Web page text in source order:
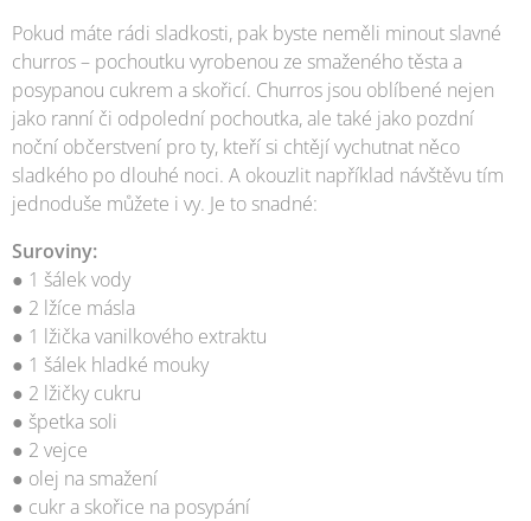
Pokud máte rádi sladkosti, pak byste neměli minout slavné
churros – pochoutku vyrobenou ze smaženého těsta a
posypanou cukrem a skořicí. Churros jsou oblíbené nejen
jako ranní či odpolední pochoutka, ale také jako pozdní
noční občerstvení pro ty, kteří si chtějí vychutnat něco
sladkého po dlouhé noci. A okouzlit například návštěvu tím
jednoduše můžete i vy. Je to snadné:
Suroviny:
● 1 šálek vody
● 2 lžíce másla
● 1 lžička vanilkového extraktu
● 1 šálek hladké mouky
● 2 lžičky cukru
● špetka soli
● 2 vejce
● olej na smažení
● cukr a skořice na posypání